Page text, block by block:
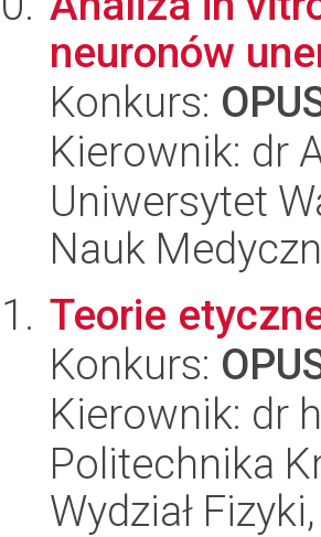
neuronów
Konkurs:
Kierownik: dr
Uniwersytet
Nauk
Teorie
Konkurs:
Kierownik: dr
Politechnika
Wydział